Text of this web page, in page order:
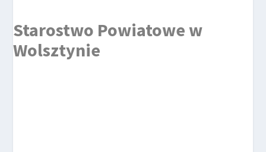
Starostwo Powiatowe w
Wolsztynie